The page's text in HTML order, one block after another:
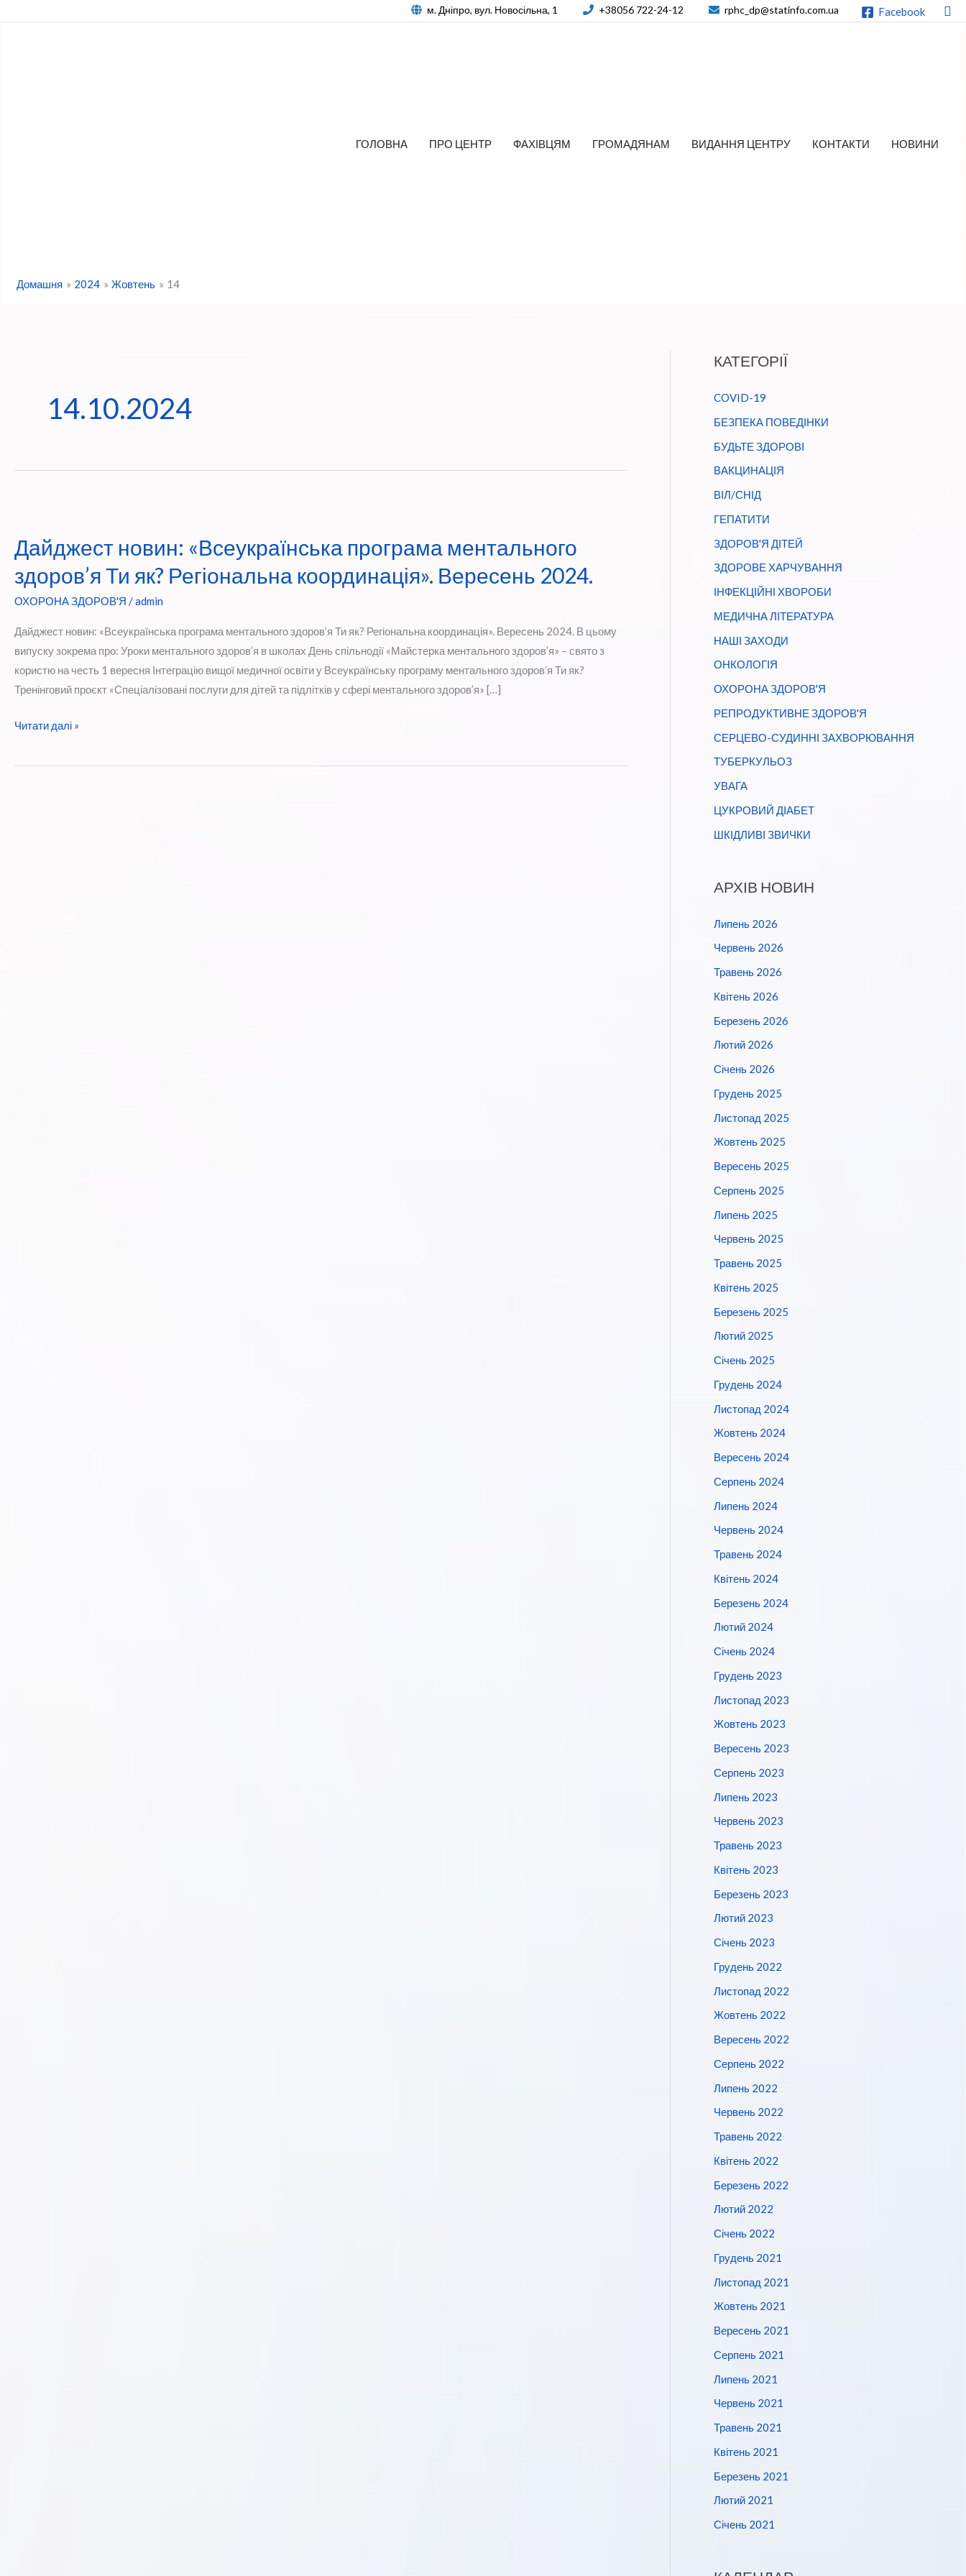
м. Дніпро, вул. Новосільна, 1 +38056 722-24-12 rphc_dp@statinfo.com.ua Facebook
ГОЛОВНА ПРО ЦЕНТР ФАХІВЦЯМ ГРОМАДЯНАМ ВИДАННЯ ЦЕНТРУ КОНТАКТИ НОВИНИ
Домашня 2024 Жовтень 14
14.10.2024
Дайджест новин: «Всеукраїнська програма ментального
здоров’я Ти як? Регіональна координація». Вересень 2024.
ОХОРОНА ЗДОРОВ'Я /admin
Дайджест новин: «Всеукраїнська програма ментального здоров’я Ти як? Регіональна координація». Вересень 2024. В цьому
випуску зокрема про: Уроки ментального здоров’я в школах День спільнодії «Майстерка ментального здоров’я» – свято з
користю на честь 1 вересня Інтеграцію вищої медичної освіти у Всеукраїнську програму ментального здоровʼя Ти як?
Тренінговий проєкт «Спеціалізовані послуги для дітей та підлітків у сфері ментального здоров’я» […]
Дайджест
«Всеукраїнська
Читати далі »
КАТЕГОРІЇ
COVID-19
БЕЗПЕКА ПОВЕДІНКИ
БУДЬТЕ ЗДОРОВІ
ВАКЦИНАЦІЯ
ВІЛ/СНІД
ГЕПАТИТИ
ЗДОРОВ'Я ДІТЕЙ
ЗДОРОВЕ ХАРЧУВАННЯ
ІНФЕКЦІЙНІ ХВОРОБИ
МЕДИЧНА ЛІТЕРАТУРА
НАШІ ЗАХОДИ
ОНКОЛОГІЯ
ОХОРОНА ЗДОРОВ'Я
РЕПРОДУКТИВНЕ ЗДОРОВ'Я
СЕРЦЕВО-СУДИННІ ЗАХВОРЮВАННЯ
ТУБЕРКУЛЬОЗ
УВАГА
ЦУКРОВИЙ ДІАБЕТ
ШКІДЛИВІ ЗВИЧКИ
АРХІВ НОВИН
Липень 2026
Червень 2026
Травень 2026
Квітень 2026
Березень 2026
Лютий 2026
Січень 2026
Грудень 2025
Листопад 2025
Жовтень 2025
Вересень 2025
Серпень 2025
Липень 2025
Червень 2025
Травень 2025
Квітень 2025
Березень 2025
Лютий 2025
Січень 2025
Грудень 2024
Листопад 2024
Жовтень 2024
Вересень 2024
Серпень 2024
Липень 2024
Червень 2024
Травень 2024
Квітень 2024
Березень 2024
Лютий 2024
Січень 2024
Грудень 2023
Листопад 2023
Жовтень 2023
Вересень 2023
Серпень 2023
Липень 2023
Червень 2023
Травень 2023
Квітень 2023
Березень 2023
Лютий 2023
Січень 2023
Грудень 2022
Листопад 2022
Жовтень 2022
Вересень 2022
Серпень 2022
Липень 2022
Червень 2022
Травень 2022
Квітень 2022
Березень 2022
Лютий 2022
Січень 2022
Грудень 2021
Листопад 2021
Жовтень 2021
Вересень 2021
Серпень 2021
Липень 2021
Червень 2021
Травень 2021
Квітень 2021
Березень 2021
Лютий 2021
Січень 2021